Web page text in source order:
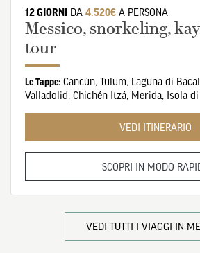
12 GIORNI DA 4.520€ A PERSONA
Messico, snorkeling,
tour
Le Tappe: Cancún, Tulum, Laguna di
Valladolid, Chichén Itzá, Merida, Isola
VEDI ITINERARIO
SCOPRI IN MODO
VEDI TUTTI I VIAGGI IN